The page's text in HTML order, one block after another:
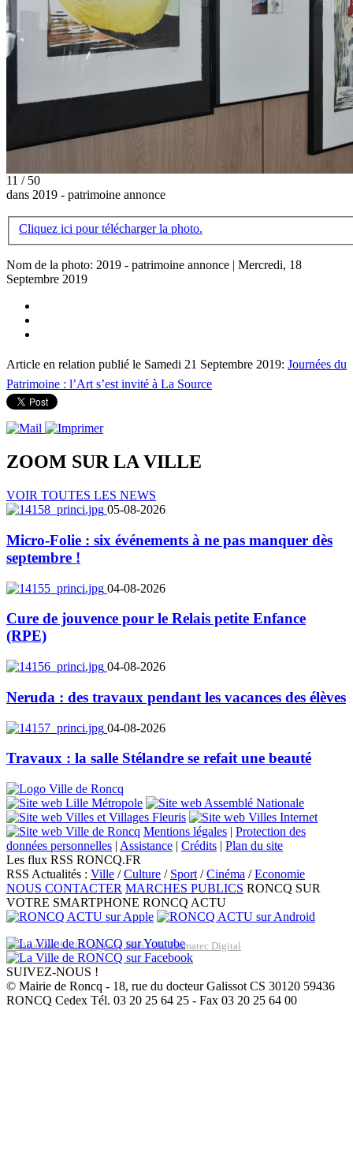
11 / 50
dans 2019 - patrimoine annonce
Cliquez ici pour télécharger la photo.
Nom de la photo: 2019 - patrimoine annonce | Mercredi, 18
Septembre 2019
Article en relation publié le Samedi 21 Septembre 2019: Journées du
Patrimoine : l’Art s’est invité à La Source
ZOOM SUR LAVILLE
VOIR TOUTES LES NEWS
05-08-2026
Micro-Folie : six événements à ne pas manquer dès
septembre !
04-08-2026
Cure de jouvence pour le Relais petite Enfance
(RPE)
04-08-2026
Neruda : des travaux pendant les vacances des élèves
04-08-2026
Travaux : la salle Stélandre se refait une beauté
Mentions légales | Protection des
données personnelles | Assistance | Crédits | Plan du site
Les flux RSS RONCQ.FR
RSS Actualités : Ville /Culture / Sport /Cinéma /Economie
NOUS CONTACTER MARCHES PUBLICS RONCQ SUR
VOTRE SMARTPHONE RONCQ ACTU
Réalisation du site: Agence Web Lille Promatec Digital
SUIVEZ-NOUS !
© Mairie de Roncq - 18, rue du docteur Galissot CS 30120 59436
RONCQ Cedex Tél. 03 20 25 64 25 - Fax 03 20 25 64 00